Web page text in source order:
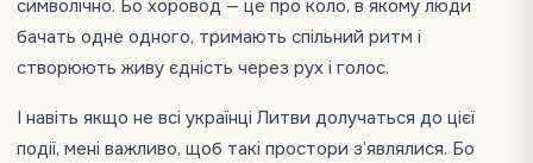
символічно. Бо хоровод — це про коло, в якому люди
бачать одне одного, тримають спільний ритм і
створюють живу єдність через рух і голос.
І навіть якщо не всі українці Литви долучаться до цієї
події, мені важливо, щоб такі простори з’являлися. Бо